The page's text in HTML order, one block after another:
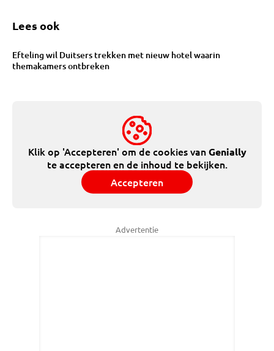
Lees ook
Efteling wil Duitsers trekken met nieuw hotel waarin
themakamers ontbreken
Klik op 'Accepteren' om de cookies vanGenially
te accepteren en de inhoud te bekijken.
Accepteren
Advertentie